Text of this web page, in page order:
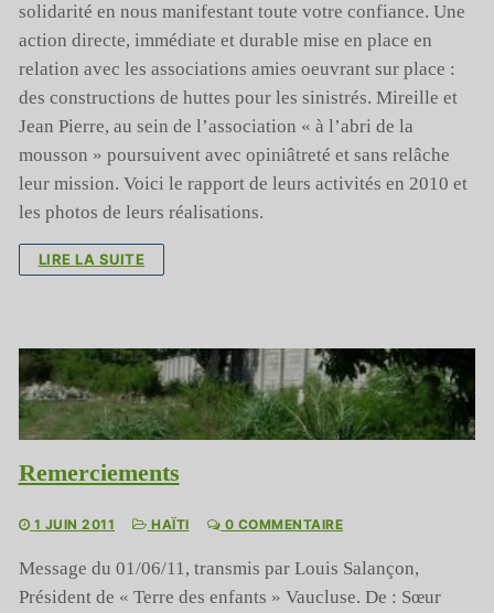
solidarité en nous manifestant toute votre confiance. Une
action directe, immédiate et durable mise en place en
relation avec les associations amies oeuvrant sur place :
des constructions de huttes pour les sinistrés. Mireille et
Jean Pierre, au sein de l’association « à l’abri de la
mousson » poursuivent avec opiniâtreté et sans relâche
leur mission. Voici le rapport de leurs activités en 2010 et
les photos de leurs réalisations.
LIRE LA SUITE
Remerciements
1 JUIN 2011 HAÏTI 0 COMMENTAIRE
Message du 01/06/11, transmis par Louis Salançon,
Président de « Terre des enfants » Vaucluse. De : Sœur